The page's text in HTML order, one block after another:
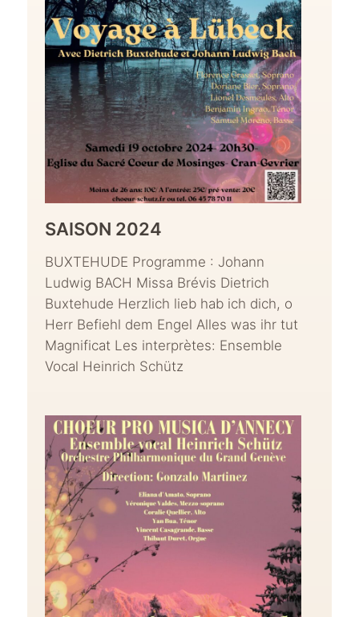
SAISON 2024
BUXTEHUDE Programme : Johann
Ludwig BACH Missa Brévis Dietrich
Buxtehude Herzlich lieb hab ich dich, o
Herr Befiehl dem Engel Alles was ihr tut
Magnificat Les interprètes: Ensemble
Vocal Heinrich Schütz